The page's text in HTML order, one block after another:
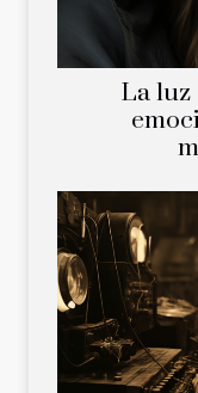
La luz